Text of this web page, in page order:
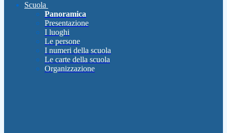
Scuola
Panoramica
Presentazione
I luoghi
Le persone
I numeri della scuola
Le carte della scuola
Organizzazione